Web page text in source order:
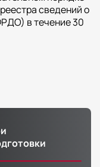
сведений о
в течение 30